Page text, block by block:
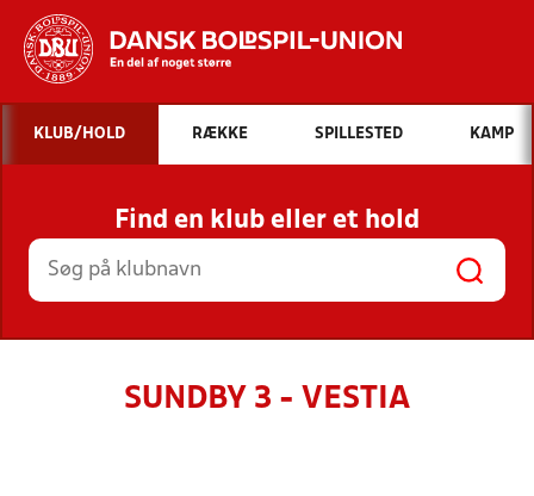
Hvad vil du søge efter?
INDHOLD OG NYHEDER
STILLINGER, RESULTATER, KLUBBER OG
HOLD
KLUB/HOLD RÆKKE SPILLESTED KAMP
Find en klub eller et hold
SUNDBY 3 - VESTIA